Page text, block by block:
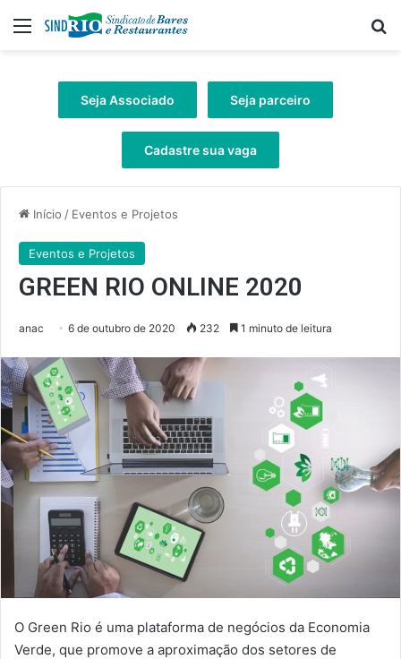
Menu
Seja Associado Seja parceiro
Cadastre sua vaga
Início / Eventos e Projetos
Eventos e Projetos
GREEN RIO ONLINE 2020
anac 6 de outubro de 2020 232 1 minuto de leitura
O Green Rio é uma plataforma de negócios da Economia
Verde, que promove a aproximação dos setores de